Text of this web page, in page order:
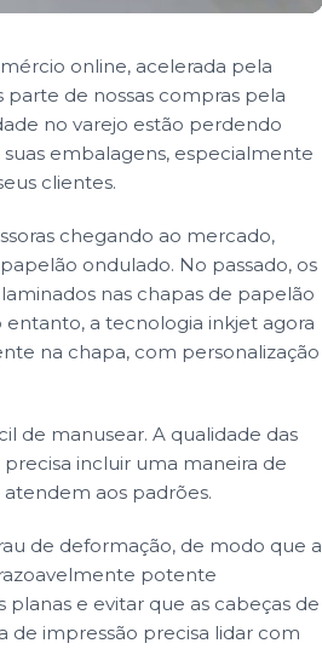
online, acelerada pela
de nossas compras pela
no varejo estão perdendo
embalagens, especialmente
clientes.
chegando ao mercado,
ondulado. No passado, os
nas chapas de papelão
a tecnologia inkjet agora
na chapa, com personalização
de manusear. A qualidade das
incluir uma maneira de
atendem aos padrões.
de deformação, de modo que a
potente
e evitar que as cabeças de
de impressão precisa lidar com